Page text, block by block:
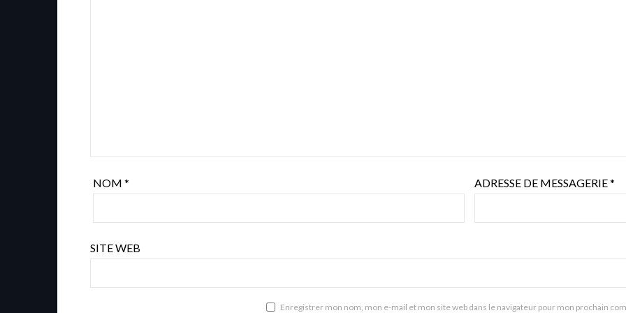
NOM* ADRESSE DE MESSAGERIE*
SITE WEB
Enregistrer mon nom, mon e-mail et mon site web dans le navigateur pour mon prochain